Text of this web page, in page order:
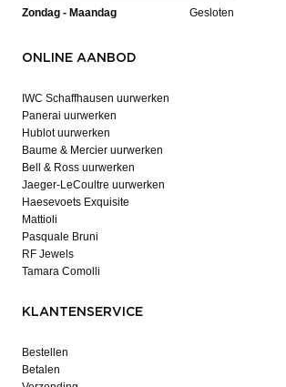
Zondag - Maandag Gesloten
ONLINE AANBOD
IWC Schaffhausen uurwerken
Panerai uurwerken
Hublot uurwerken
Baume & Mercier uurwerken
Bell & Ross uurwerken
Jaeger-LeCoultre uurwerken
Haesevoets Exquisite
Mattioli
Pasquale Bruni
RF Jewels
Tamara Comolli
KLANTENSERVICE
Bestellen
Betalen